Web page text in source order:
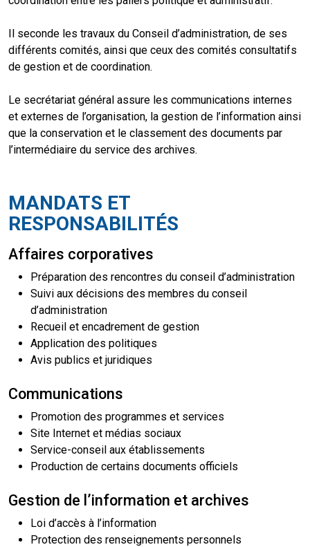
Il seconde les travaux du Conseil d’administration, de ses
différents comités, ainsi que ceux des comités consultatifs
de gestion et de coordination.
Le secrétariat général assure les communications internes
et externes de l’organisation, la gestion de l’information ainsi
que la conservation et le classement des documents par
l’intermédiaire du service des archives.
MANDATS ET
RESPONSABILITÉS
Affaires corporatives
Préparation des rencontres du conseil d’administration
Suivi aux décisions des membres du conseil
d’administration
Recueil et encadrement de gestion
Application des politiques
Avis publics et juridiques
Communications
Promotion des programmes et services
Site Internet et médias sociaux
Service-conseil aux établissements
Production de certains documents officiels
Gestion de l’information et archives
Loi d’accès à l’information
Protection des renseignements personnels